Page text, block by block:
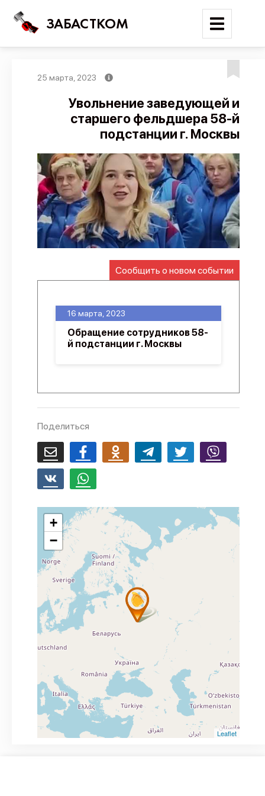
ЗАБАСТКОМ
Поиск
Новости
Карта событий
Трудовые конфликты
Отчеты
Предложить публикацию
Справочник
API
О проекте
25 марта, 2023
Увольнение заведующей и
старшего фельдшера 58-й
подстанции г. Москвы
Сообщить о новом событии
16 марта, 2023
Обращение сотрудников 58-
й подстанции г. Москвы
Поделиться
+
−
Leaflet